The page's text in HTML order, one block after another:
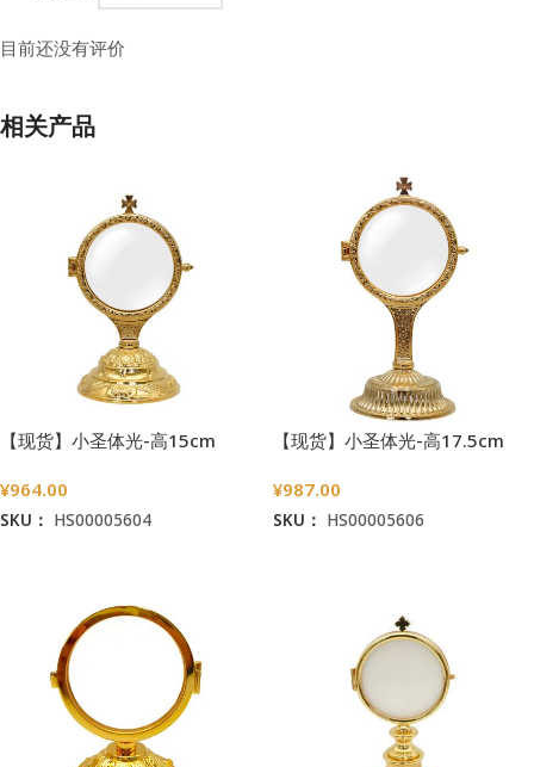
目前还没有评价
相关产品
【现货】小圣体光-高15cm
¥964.00
SKU： HS00005604
【现货】小圣体光-高17.5cm
¥987.00
SKU： HS00005606